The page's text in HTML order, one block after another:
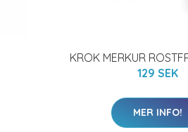
KROK MERKUR
129 SEK
MER INFO!